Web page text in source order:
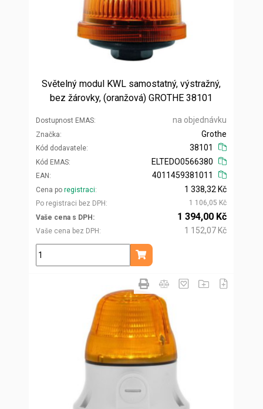
Světelný modul KWL samostatný, výstražný,
bez žárovky, (oranžová) GROTHE 38101
Dostupnost EMAS na objednávku
Značka
Kód dodavatele
Grothe
38101
Kód EMAS
EAN
ELTEDO0566380
4011459381011
Cena po registraci
Po registraci bez DPH
1 338,32 Kč
1 106,05 Kč
Vaše cena s DPH
Vaše cena bez DPH
1 394,00 Kč
1 152,07 Kč
ks
Přidat do košíku